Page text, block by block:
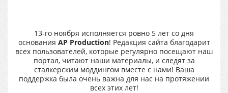
13-го ноября исполняется ровно 5 лет со дня
основания AP Production! Редакция сайта благодарит
всех пользователей, которые регулярно посещают наш
портал, читают наши материалы, и следят за
сталкерским моддингом вместе с нами! Ваша
поддержка была очень важна для нас на протяжении
всех этих лет!